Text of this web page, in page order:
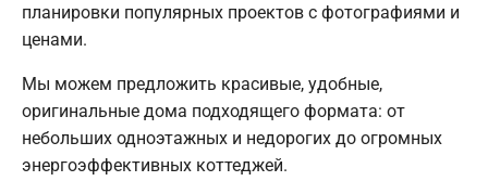
планировки популярных проектов с фотографиями и
ценами.
Мы можем предложить красивые, удобные,
оригинальные дома подходящего формата: от
небольших одноэтажных и недорогих до огромных
энергоэффективных коттеджей.